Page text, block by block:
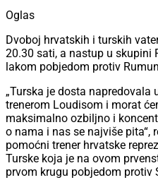
Oglas
Dvoboj hrvatskih i turskih
20.30 sati, a nastup u skupini
lakom pobjedom protiv
„Turska je dosta napredovala
trenerom Loudisom i morat
maksimalno ozbiljno i
o nama i nas se najviše pita“,
pomoćni trener hrvatske
Turske koja je na ovom
prvom krugu pobjedom protiv